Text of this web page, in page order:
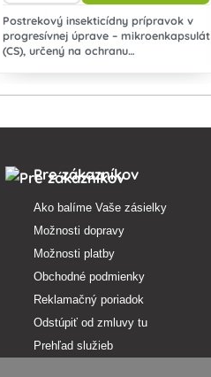
Postrekový insekticídny prípravok v
progresívnej úprave – mikroenkapsulát
(CS), určený na ochranu
Pre zákazníkov
Ako balíme Vaše zásielky
Možnosti dopravy
Možnosti platby
Obchodné podmienky
Reklamačný poriadok
Odstúpiť od zmluvy tu
Prehľad služieb